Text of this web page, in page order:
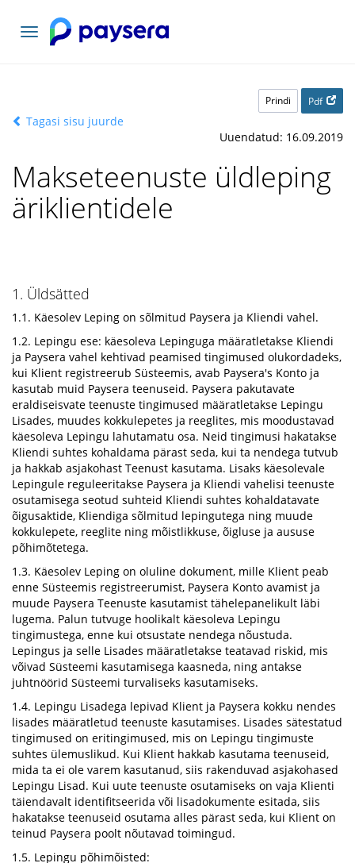
Vaheta
navigatsiooni
Prindi Pdf
Tagasi sisu juurde
Uuendatud: 16.09.2019
Makseteenuste üldleping
äriklientidele
1. Üldsätted
1.1. Käesolev Leping on sõlmitud Paysera ja Kliendi vahel.
1.2. Lepingu ese: käesoleva Lepinguga määratletakse Kliendi
ja Paysera vahel kehtivad peamised tingimused olukordadeks,
kui Klient registreerub Süsteemis, avab Paysera's Konto ja
kasutab muid Paysera teenuseid. Paysera pakutavate
eraldiseisvate teenuste tingimused määratletakse Lepingu
Lisades, muudes kokkulepetes ja reeglites, mis moodustavad
käesoleva Lepingu lahutamatu osa. Neid tingimusi hakatakse
Kliendi suhtes kohaldama pärast seda, kui ta nendega tutvub
ja hakkab asjakohast Teenust kasutama. Lisaks käesolevale
Lepingule reguleeritakse Paysera ja Kliendi vahelisi teenuste
osutamisega seotud suhteid Kliendi suhtes kohaldatavate
õigusaktide, Kliendiga sõlmitud lepingutega ning muude
kokkulepete, reeglite ning mõistlikkuse, õigluse ja aususe
põhimõtetega.
1.3. Käesolev Leping on oluline dokument, mille Klient peab
enne Süsteemis registreerumist, Paysera Konto avamist ja
muude Paysera Teenuste kasutamist tähelepanelikult läbi
lugema. Palun tutvuge hoolikalt käesoleva Lepingu
tingimustega, enne kui otsustate nendega nõustuda.
Lepingus ja selle Lisades määratletakse teatavad riskid, mis
võivad Süsteemi kasutamisega kaasneda, ning antakse
juhtnöörid Süsteemi turvaliseks kasutamiseks.
1.4. Lepingu Lisadega lepivad Klient ja Paysera kokku nendes
lisades määratletud teenuste kasutamises. Lisades sätestatud
tingimused on eritingimused, mis on Lepingu tingimuste
suhtes ülemuslikud. Kui Klient hakkab kasutama teenuseid,
mida ta ei ole varem kasutanud, siis rakenduvad asjakohased
Lepingu Lisad. Kui uute teenuste osutamiseks on vaja Klienti
täiendavalt identifitseerida või lisadokumente esitada, siis
hakatakse teenuseid osutama alles pärast seda, kui Klient on
teinud Paysera poolt nõutavad toimingud.
1.5. Lepingu põhimõisted: